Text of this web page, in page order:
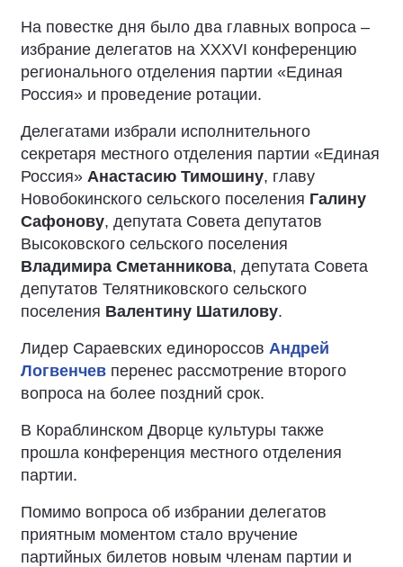
На повестке дня было два главных вопроса –
избрание делегатов на XXXVI конференцию
регионального отделения партии «Единая
Россия» и проведение ротации.
Делегатами избрали исполнительного
секретаря местного отделения партии «Единая
Россия» Анастасию Тимошину, главу
Новобокинского сельского поселения Галину
Сафонову, депутата Совета депутатов
Высоковского сельского поселения
Владимира Сметанникова, депутата Совета
депутатов Телятниковского сельского
поселения Валентину Шатилову.
Лидер Сараевских единороссов Андрей
Логвенчев перенес рассмотрение второго
вопроса на более поздний срок.
В Кораблинском Дворце культуры также
прошла конференция местного отделения
партии.
Помимо вопроса об избрании делегатов
приятным моментом стало вручение
партийных билетов новым членам партии и